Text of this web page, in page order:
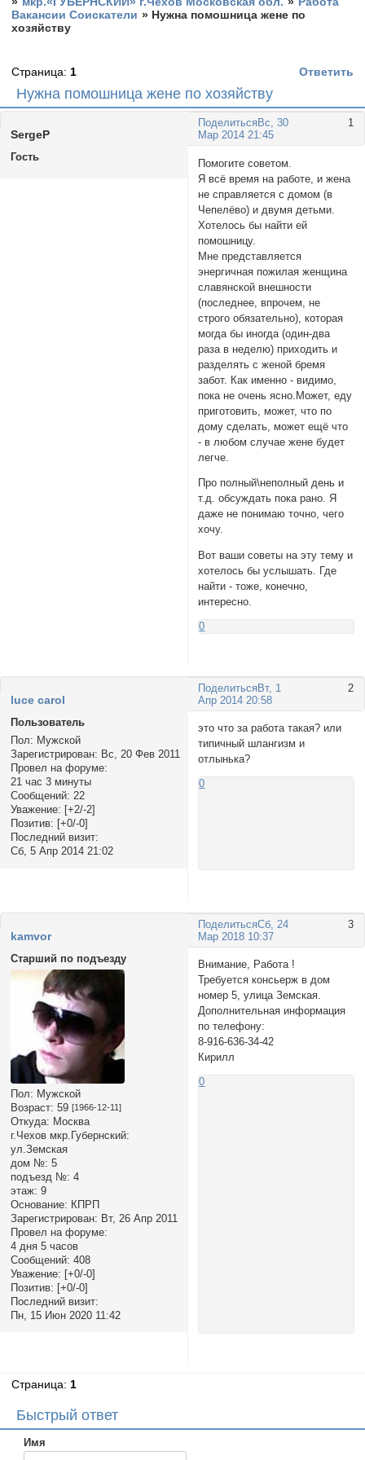
Вакансии Соискатели » Нужна помошница жене по
хозяйству
Нужна помошница жене по хозяйству
Страница: 1 Ответить
Поделиться 1
Вс, 30
Мар 2014 21:45
SergeP
Гость
Помогите советом.
Я всё время на работе, и жена
не справляется с домом (в
Чепелёво) и двумя детьми.
Хотелось бы найти ей
помошницу.
Мне представляется
энергичная пожилая женщина
славянской внешности
(последнее, впрочем, не
строго обязательно), которая
могда бы иногда (один-два
раза в неделю) приходить и
разделять с женой бремя
забот. Как именно - видимо,
пока не очень ясно.Может, еду
приготовить, может, что по
дому сделать, может ещё что
- в любом случае жене будет
легче.
Про полный\неполный день и
т.д. обсуждать пока рано. Я
даже не понимаю точно, чего
хочу.
Вот ваши советы на эту тему и
хотелось бы услышать. Где
найти - тоже, конечно,
интересно.
0
Поделиться 2
Вт, 1
Апр 2014 20:58
luce carol
Пользователь
Пол: Мужской
Зарегистрирован: Вс, 20 Фев 2011
Провел на форуме:
21 час 3 минуты
Сообщений: 22
Уважение: [+2/-2]
Позитив: [+0/-0]
Последний визит:
Сб, 5 Апр 2014 21:02
это что за работа такая? или
типичный шлангизм и
отлынька?
0
Поделиться 3
Сб, 24
Мар 2018 10:37
kamvor
Старший по подъезду
Пол: Мужской
Возраст: 59 [1966-12-11]
Откуда: Москва
г.Чехов мкр.Губернский:
ул.Земская
дом №: 5
подъезд №: 4
этаж: 9
Основание: КПРП
Зарегистрирован: Вт, 26 Апр 2011
Провел на форуме:
4 дня 5 часов
Сообщений: 408
Уважение: [+0/-0]
Позитив: [+0/-0]
Последний визит:
Пн, 15 Июн 2020 11:42
Внимание, Работа !
Требуется консьерж в дом
номер 5, улица Земская.
Дополнительная информация
по телефону:
8-916-636-34-42
Кирилл
0
Страница:1
Быстрый ответ
Имя